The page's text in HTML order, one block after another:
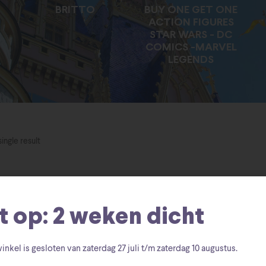
BRITTO
BUY ONE GET ONE
ACTION FIGURES
STAR WARS - DC
COMICS -MARVEL
LEGENDS
result
op: 2 weken dicht
is gesloten van zaterdag27 juli t/m zaterdag 10 augustus.